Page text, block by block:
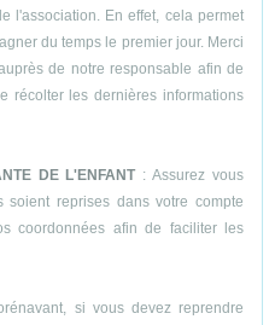
l'association. En effet, cela permet
du temps le premier jour. Merci
de notre responsable afin de
récolter les dernières informations
DE L'ENFANT: Assurez vous
reprises dans votre compte
coordonnées afin de faciliter les
si vous devez reprendre